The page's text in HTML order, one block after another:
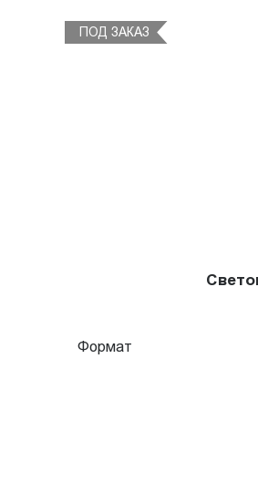
ПОД ЗАКАЗ
Формат